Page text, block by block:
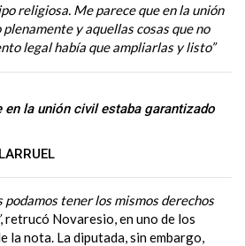
religiosa. Me parece que en la unión
y aquellas cosas que no
legal había que ampliarlas y listo”
en la unión civil estaba garantizado
podamos tener los mismos derechos
, retrucó Novaresio, en uno de los
la nota. La diputada, sin embargo,